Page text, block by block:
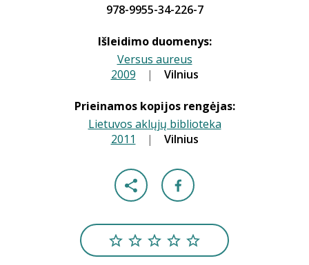
978-9955-34-226-7
Išleidimo duomenys:
Versus aureus
2009 | Vilnius
Prieinamos kopijos rengėjas:
Lietuvos aklųjų biblioteka
2011 | Vilnius